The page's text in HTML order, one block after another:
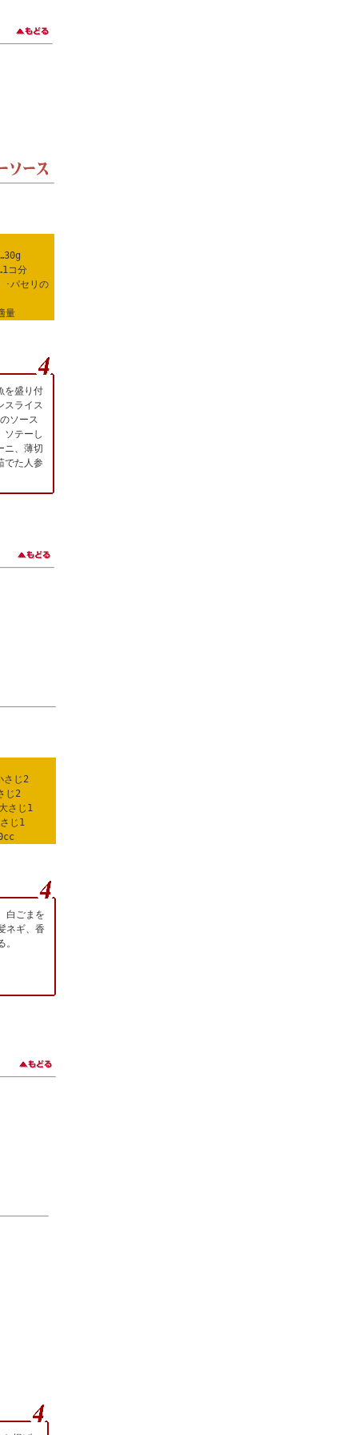
コ分
･パセリの
量
を盛り付
スライス
ソース
ソテーし
ニ、薄切
でた人参
さじ2
じ2
さじ1
じ1
白ごまを
ネギ、香